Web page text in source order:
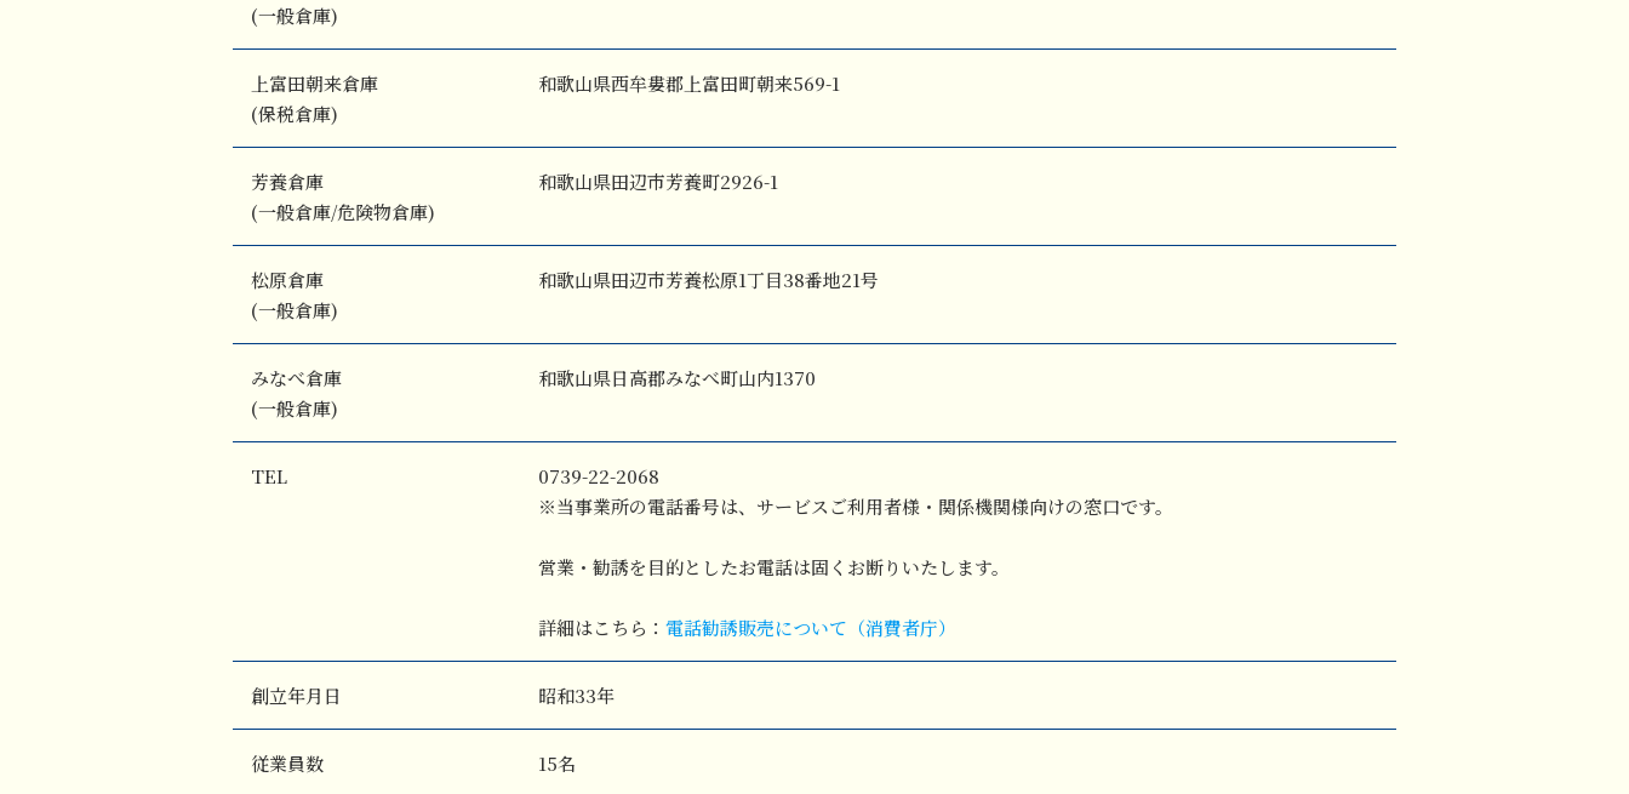
(一般倉庫)
上富田朝来倉庫
(保税倉庫)
和歌山県西牟婁郡上富田町朝来569-1
芳養倉庫
(一般倉庫/危険物倉庫)
和歌山県田辺市芳養町2926-1
松原倉庫
(一般倉庫)
和歌山県田辺市芳養松原1丁目38番地21号
みなべ倉庫
(一般倉庫)
和歌山県日高郡みなべ町山内1370
TEL
0739-22-2068
※当事業所の電話番号は、サービスご利用者様・関係機関様向けの窓口です。
営業・勧誘を目的としたお電話は固くお断りいたします。
詳細はこちら： 電話勧誘販売について（消費者庁）
創立年月日 昭和33年
従業員数 15名